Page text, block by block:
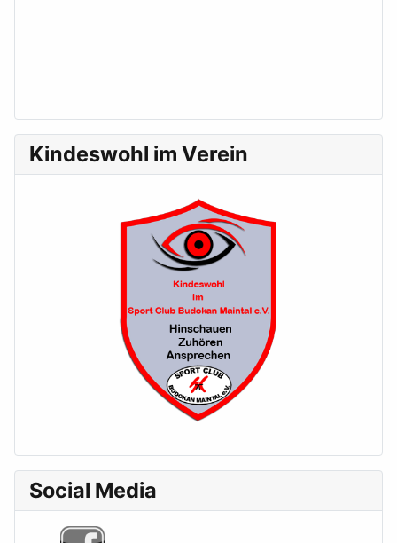
Kindeswohl im Verein
Social Media